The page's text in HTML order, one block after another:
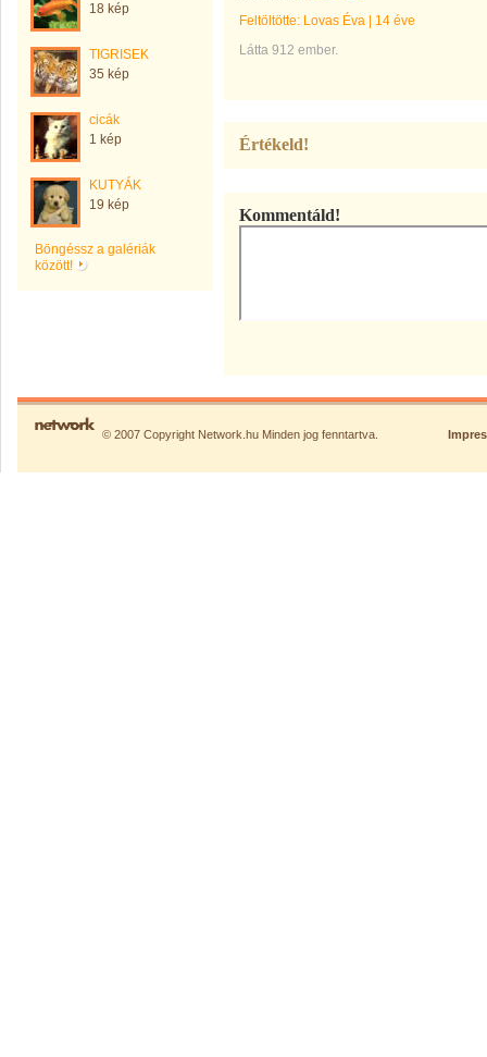
18 kép
TIGRISEK
35 kép
cicák
1 kép
KUTYÁK
19 kép
Böngéssz a galériák
között!
Feltöltötte: Lovas Éva
14 éve
Látta 912 ember.
Értékeld!
Kommentáld!
© 2007 Copyright Network.hu Minden jog fenntartva.